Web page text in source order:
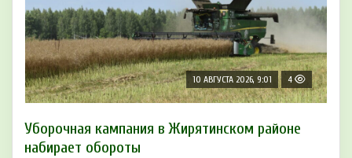
10 АВГУСТА 2026, 9:01 4
Уборочная кампания в Жирятинском районе
набирает обороты